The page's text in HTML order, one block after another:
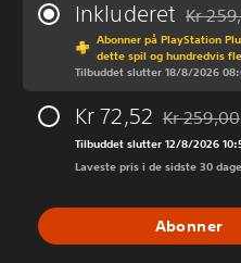
Inkluderet Nedsat
Kr
Abonner på PlayStation
dette spil og hundredvis
Tilbuddet slutter 18/8/2026
Kr 72,52 Nedsat fra
Kr 259,00
Tilbuddet slutter 12/8/2026
Laveste pris i de sidste 30
Abonner